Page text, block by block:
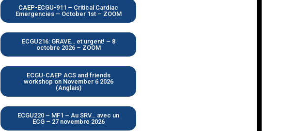
CAEP-ECGU-911 – Critical Cardiac
Emergencies – October 1st – ZOOM
ECGU216: GRAVE… et urgent! – 8
octobre 2026 – ZOOM
ECGU-CAEP ACS and friends
workshop on November 6 2026
(Anglais)
ECGU220 – MF1 – Au SRV… avec un
ECG – 27 novembre 2026